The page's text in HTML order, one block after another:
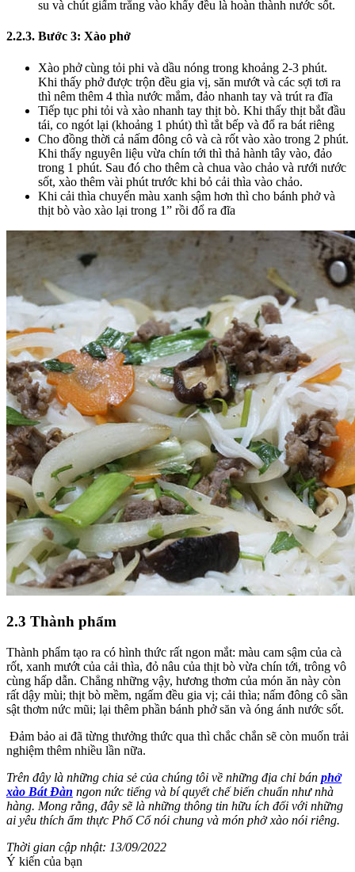
su và chút giấm trắng vào khẩy đều là hoàn thành nước sốt.
2.2.3. Bước 3: Xào phở
Xào phở cùng tỏi phi và dầu nóng trong khoảng 2-3 phút.
Khi thấy phở được trộn đều gia vị, săn mướt và các sợi tơi ra
thì nêm thêm 4 thìa nước mắm, đảo nhanh tay và trút ra đĩa
Tiếp tục phi tỏi và xào nhanh tay thịt bò. Khi thấy thịt bắt đầu
tái, co ngót lại (khoảng 1 phút) thì tắt bếp và đổ ra bát riêng
Cho đồng thời cả nấm đông cô và cà rốt vào xào trong 2 phút.
Khi thấy nguyên liệu vừa chín tới thì thả hành tây vào, đảo
trong 1 phút. Sau đó cho thêm cà chua vào chảo và rưới nước
sốt, xào thêm vài phút trước khi bỏ cải thìa vào chảo.
Khi cải thìa chuyển màu xanh sậm hơn thì cho bánh phở và
thịt bò vào xào lại trong 1” rồi đổ ra đĩa
2.3 Thành phẩm
Thành phẩm tạo ra có hình thức rất ngon mắt: màu cam sậm của cà
rốt, xanh mướt của cải thìa, đỏ nâu của thịt bò vừa chín tới, trông vô
cùng hấp dẫn. Chẳng những vậy, hương thơm của món ăn này còn
rất dậy mùi; thịt bò mềm, ngấm đều gia vị; cải thìa; nấm đông cô sần
sật thơm nức mũi; lại thêm phần bánh phở săn và óng ánh nước sốt.
Đảm bảo ai đã từng thưởng thức qua thì chắc chắn sẽ còn muốn trải
nghiệm thêm nhiều lần nữa.
Trên đây là những chia sẻ của chúng tôi về những địa chỉ bán phở
xào Bát Đàn ngon nức tiếng và bí quyết chế biến chuẩn như nhà
hàng. Mong rằng, đây sẽ là những thông tin hữu ích đối với những
ai yêu thích ẩm thực Phố Cổ nói chung và món phở xào nói riêng.
Thời gian cập nhật: 13/09/2022
Ý kiến của bạn